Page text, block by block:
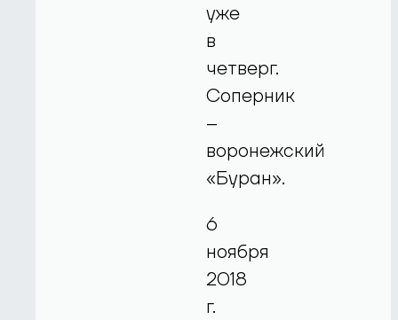
уже
в
четверг.
Соперник
–
воронежский
«Буран».
6
ноября
2018
г.